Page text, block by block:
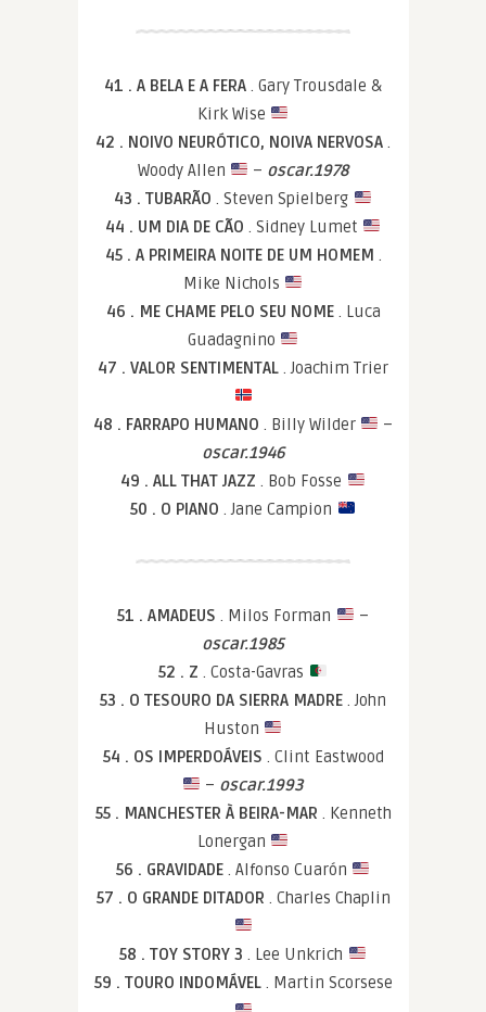
41 . A BELA E A FERA . Gary Trousdale &
Kirk Wise
42 . NOIVO NEURÓTICO, NOIVA NERVOSA .
Woody Allen
– oscar.1978
43 . TUBARÃO. Steven Spielberg
44 . UM DIA DE CÃO . Sidney Lumet
45 . A PRIMEIRA NOITE DE UM HOMEM .
Mike Nichols
46 . ME CHAME PELO SEU NOME . Luca
Guadagnino
47 . VALOR SENTIMENTAL . Joachim Trier
48 . FARRAPO HUMANO . Billy Wilder
–
oscar.1946
49 . ALL THAT JAZZ. Bob Fosse
50 . O PIANO. Jane Campion
51 . AMADEUS. Milos Forman
–
oscar.1985
52 . Z. Costa-Gavras
53 . O TESOURO DA SIERRA MADRE . John
Huston
54 . OS IMPERDOÁVEIS . Clint Eastwood
– oscar.1993
55 . MANCHESTER À BEIRA-MAR . Kenneth
Lonergan
56 . GRAVIDADE . Alfonso Cuarón
57 . O GRANDE DITADOR . Charles Chaplin
58 . TOY STORY 3. Lee Unkrich
59 . TOURO INDOMÁVEL . Martin Scorsese